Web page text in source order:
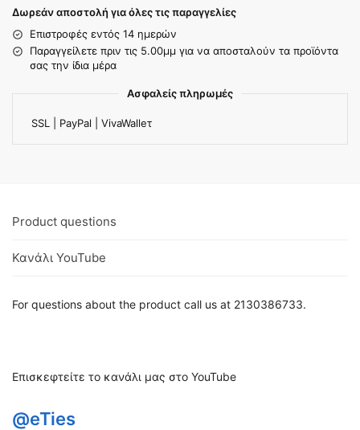
Δωρεάν αποστολή για όλες τις παραγγελίες
Επιστροφές εντός 14 ημερών
Παραγγείλετε πριν τις 5.00μμ για να αποσταλούν τα προϊόντα
σας την ίδια μέρα
Ασφαλείς πληρωμές
SSL | PayPal | VivaWalleτ
Product questions
Κανάλι YouTube
For questions about the product call us at 2130386733.
Επισκεφτείτε το κανάλι μας στο YouTube
@eTies